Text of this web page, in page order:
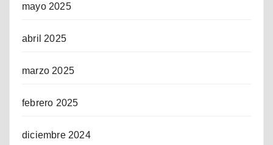
mayo 2025
abril 2025
marzo 2025
febrero 2025
diciembre 2024